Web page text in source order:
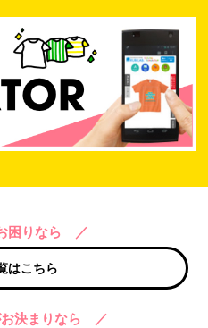
困りなら ／
はこちら
決まりなら ／